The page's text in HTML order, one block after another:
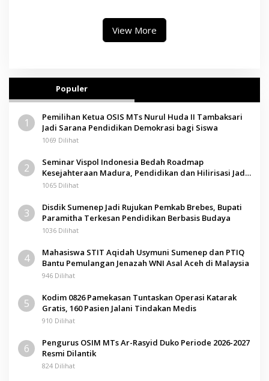
View More
Populer
1
Pemilihan Ketua OSIS MTs Nurul Huda II Tambaksari
Jadi Sarana Pendidikan Demokrasi bagi Siswa
1069 Dilihat
2
Seminar Vispol Indonesia Bedah Roadmap
Kesejahteraan Madura, Pendidikan dan Hilirisasi Jadi
Kunci
1065 Dilihat
3
Disdik Sumenep Jadi Rujukan Pemkab Brebes, Bupati
Paramitha Terkesan Pendidikan Berbasis Budaya
1036 Dilihat
4
Mahasiswa STIT Aqidah Usymuni Sumenep dan PTIQ
Bantu Pemulangan Jenazah WNI Asal Aceh di Malaysia
946 Dilihat
5
Kodim 0826 Pamekasan Tuntaskan Operasi Katarak
Gratis, 160 Pasien Jalani Tindakan Medis
910 Dilihat
6
Pengurus OSIM MTs Ar-Rasyid Duko Periode 2026-2027
Resmi Dilantik
824 Dilihat